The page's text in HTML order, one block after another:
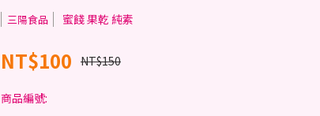
三陽食品 蜜餞 果乾 純素
NT$100 NT$150
商品編號: